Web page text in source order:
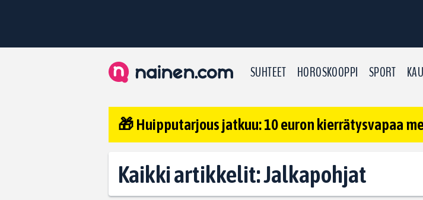
SUHTEET HOROSKOOPPI SPORT
🎁 Huipputarjous jatkuu: 10 euron kierrätysvapaa
Kaikki artikkelit: Jalkapohjat